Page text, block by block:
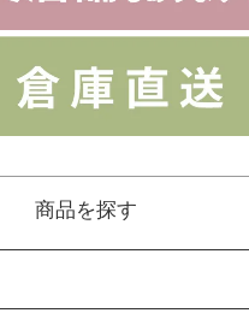
商品を探す